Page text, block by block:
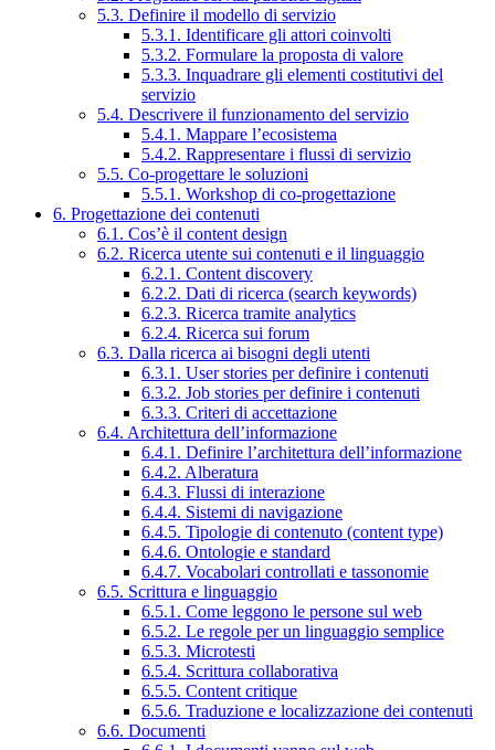
5.3. Definire il modello di servizio
5.3.1. Identificare gli attori coinvolti
5.3.2. Formulare la proposta di valore
5.3.3. Inquadrare gli elementi costitutivi del
servizio
5.4. Descrivere il funzionamento del servizio
5.4.1. Mappare l’ecosistema
5.4.2. Rappresentare i flussi di servizio
5.5. Co-progettare le soluzioni
5.5.1. Workshop di co-progettazione
6. Progettazione dei contenuti
6.1. Cos’è il content design
6.2. Ricerca utente sui contenuti e il linguaggio
6.2.1. Content discovery
6.2.2. Dati di ricerca (search keywords)
6.2.3. Ricerca tramite analytics
6.2.4. Ricerca sui forum
6.3. Dalla ricerca ai bisogni degli utenti
6.3.1. User stories per definire i contenuti
6.3.2. Job stories per definire i contenuti
6.3.3. Criteri di accettazione
6.4. Architettura dell’informazione
6.4.1. Definire l’architettura dell’informazione
6.4.2. Alberatura
6.4.3. Flussi di interazione
6.4.4. Sistemi di navigazione
6.4.5. Tipologie di contenuto (content type)
6.4.6. Ontologie e standard
6.4.7. Vocabolari controllati e tassonomie
6.5. Scrittura e linguaggio
6.5.1. Come leggono le persone sul web
6.5.2. Le regole per un linguaggio semplice
6.5.3. Microtesti
6.5.4. Scrittura collaborativa
6.5.5. Content critique
6.5.6. Traduzione e localizzazione dei contenuti
6.6. Documenti